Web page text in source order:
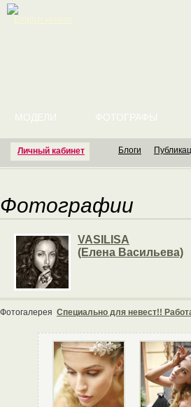
Личный кабинет
МОДЕЛИ ФОТОГРАФЫ
Блоги
Фотографии
VASILISA
(Елена Васильева)
Фотогалерея Специально для невест!!